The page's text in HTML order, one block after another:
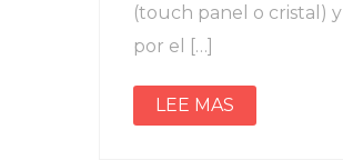
(touch panel o cristal) y
por el […]
LEE MAS